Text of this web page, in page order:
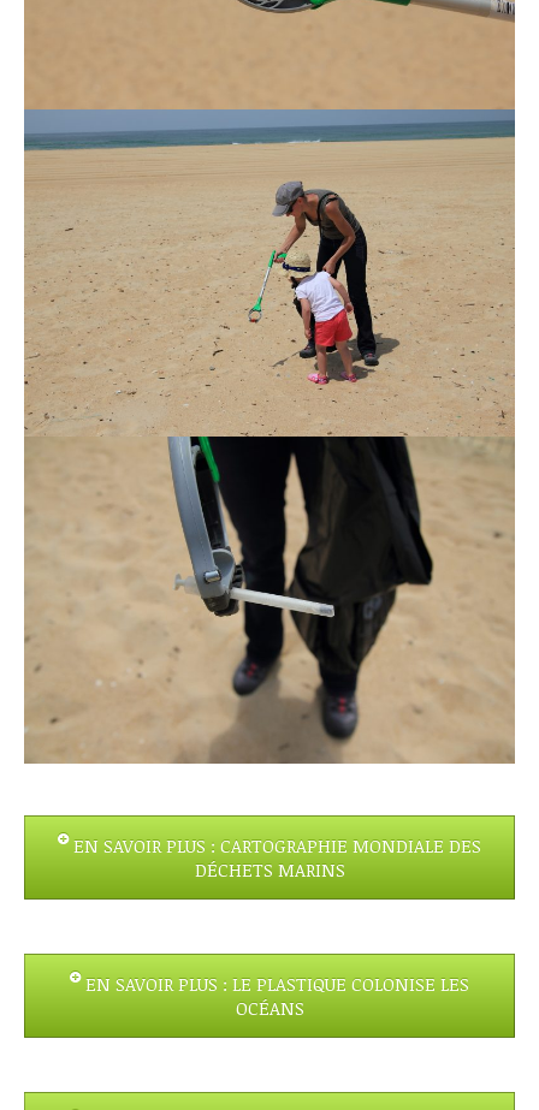
EN SAVOIR PLUS : CARTOGRAPHIE MONDIALE DES
DÉCHETS MARINS
EN SAVOIR PLUS : LE PLASTIQUE COLONISE LES
OCÉANS